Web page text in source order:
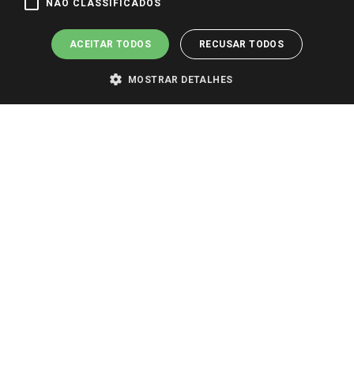
Pagamento e Segurança
NÃO CLASSIFICADOS
ACEITAR TODOS RECUSAR TODOS
MOSTRAR DETALHES